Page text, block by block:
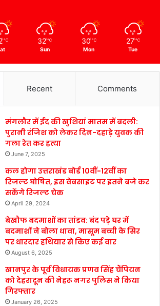
℃ 32 ℃
Sun
30 ℃
Mon
27 ℃
Tue
Recent Comments
मंगलौर में ईद की खुशियां मातम में बदली:
पुरानी रंजिश को लेकर दिन-दहाड़े युवक की
गला रेत कर हत्या
June 7, 2025
कल होगा उत्तराखंड बोर्ड 10वीं-12वीं का
रिजल्ट घोषित, इस वेबसाइट पर इतने बजे कर
सकेंगे रिजल्ट चेक
April 29, 2024
बेखौफ बदमाशों का तांडव: बंद पड़े घर में
बदमाशों ने बोला धावा, मासूम बच्ची के सिर
पर धारदार हथियार से किए कई वार
August 6, 2025
खानपुर के पूर्व विधायक प्रणव सिंह चैंपियन
को देहरादून की नेहरू नगर पुलिस ने किया
गिरफ्तार
January 26, 2025